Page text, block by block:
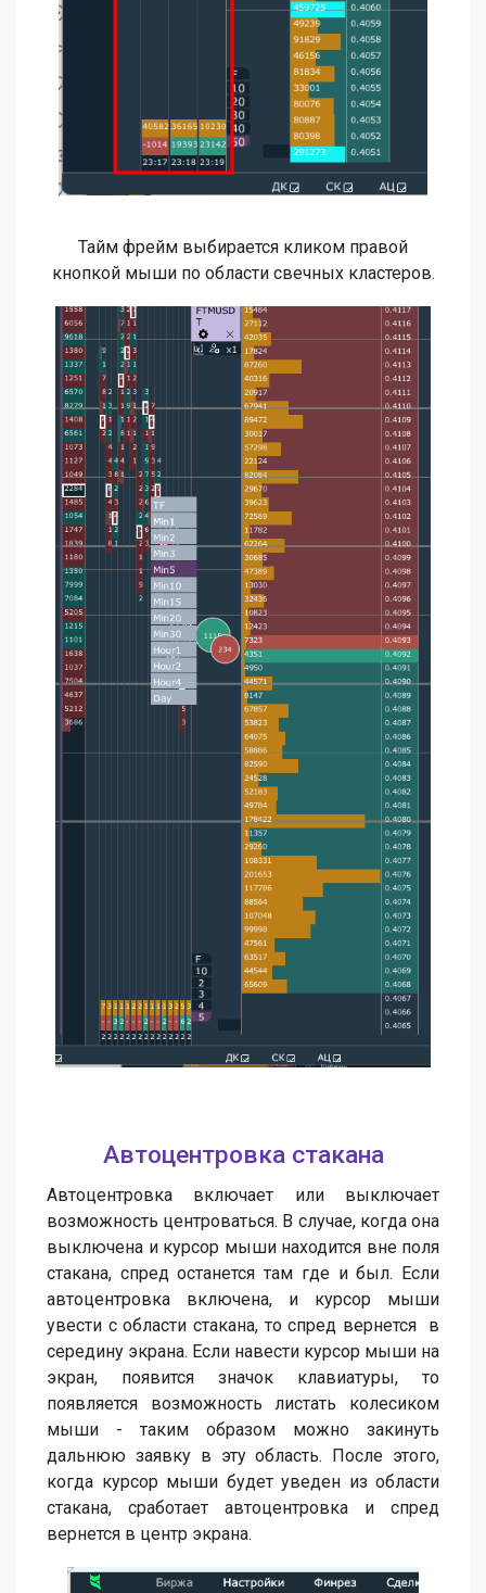
Тайм фрейм выбирается кликом правой
кнопкой мыши по области свечных кластеров.
Автоцентровка стакана
Автоцентровка включает или выключает
возможность центроваться. В случае, когда она
выключена и курсор мыши находится вне поля
стакана, спред останется там где и был. Если
автоцентровка включена, и курсор мыши
увести с области стакана, то спред вернется в
середину экрана. Если навести курсор мыши на
экран, появится значок клавиатуры, то
появляется возможность листать колесиком
мыши - таким образом можно закинуть
дальнюю заявку в эту область. После этого,
когда курсор мыши будет уведен из области
стакана, сработает автоцентровка и спред
вернется в центр экрана.